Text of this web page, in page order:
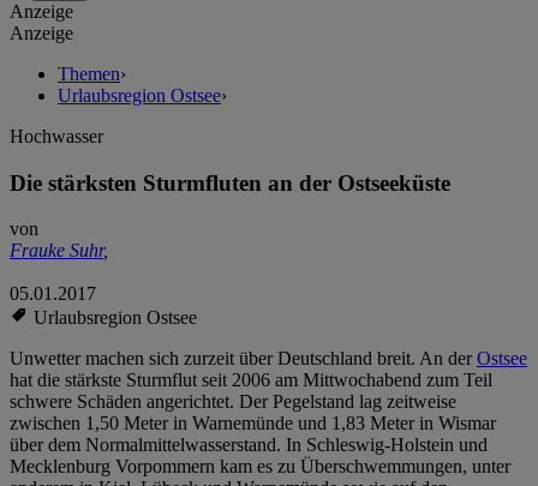
Anzeige
Anzeige
Themen›
Urlaubsregion Ostsee›
Hochwasser
Die stärksten Sturmfluten an der Ostseeküste
von
Frauke Suhr,
05.01.2017
Urlaubsregion Ostsee
Unwetter machen sich zurzeit über Deutschland breit. An derOstsee
hat die stärkste Sturmflut seit 2006 am Mittwochabend zum Teil
schwere Schäden angerichtet. Der Pegelstand lag zeitweise
zwischen 1,50 Meter in Warnemünde und 1,83 Meter in Wismar
über dem Normalmittelwasserstand. In Schleswig-Holstein und
Mecklenburg Vorpommern kam es zu Überschwemmungen, unter